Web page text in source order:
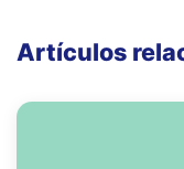
Artículos